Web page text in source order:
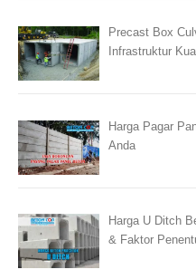
Precast Box
Infrastruktur
Harga Pagar
Anda
Harga U Ditch
& Faktor